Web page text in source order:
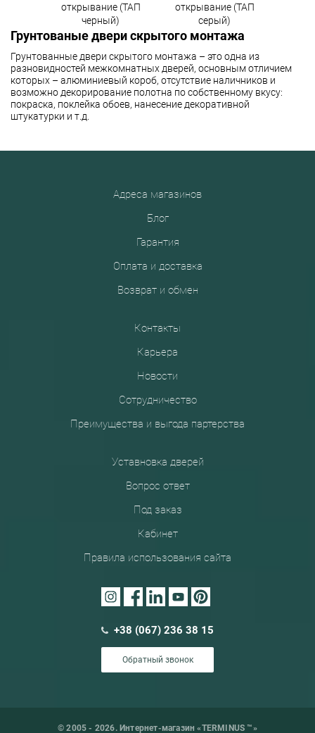
открывание (ТАП
черный)
открывание (ТАП
серый)
Грунтованые двери скрытого монтажа
Грунтованные двери скрытого монтажа – это одна из
разновидностей межкомнатных дверей, основным отличием
которых – алюминиевый короб, отсутствие наличников и
возможно декорирование полотна по собственному вкусу:
покраска, поклейка обоев, нанесение декоративной
штукатурки и т.д.
Адреса магазинов
Блог
Гарантия
Оплата и доставка
Возврат и обмен
Контакты
Карьера
Новости
Сотрудничество
Преимущества и выгода партерства
Уставновка дверей
Вопрос ответ
Под заказ
Кабинет
Правила использования сайта
+38 (067) 236 38 15
Обратный звонок
© 2005 - 2026. Интернет-магазин «TERMINUS ™»